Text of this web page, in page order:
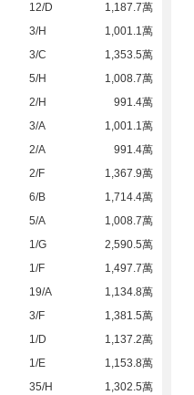
12/D
1,187.7萬
3/H
1,001.1萬
3/C
1,353.5萬
5/H
1,008.7萬
2/H
991.4萬
3/A
1,001.1萬
2/A
991.4萬
2/F
1,367.9萬
6/B
1,714.4萬
5/A
1,008.7萬
1/G
2,590.5萬
1/F
1,497.7萬
19/A
1,134.8萬
3/F
1,381.5萬
1/D
1,137.2萬
1/E
1,153.8萬
35/H
1,302.5萬